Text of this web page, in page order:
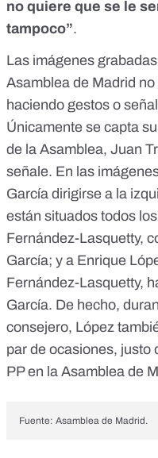
no quiere que se le
tampoco”.
Las imágenes
Asamblea de Madrid
haciendo gestos o
Únicamente se capta
de la Asamblea, Juan
señale. En las
García dirigirse a la
están situados todos
Fernández-Lasquetty,
García; y a Enrique
Fernández-Lasquetty,
García. De hecho,
consejero, López
par de ocasiones, justo
PP en la Asamblea de
Fuente: Asamblea de Madrid.